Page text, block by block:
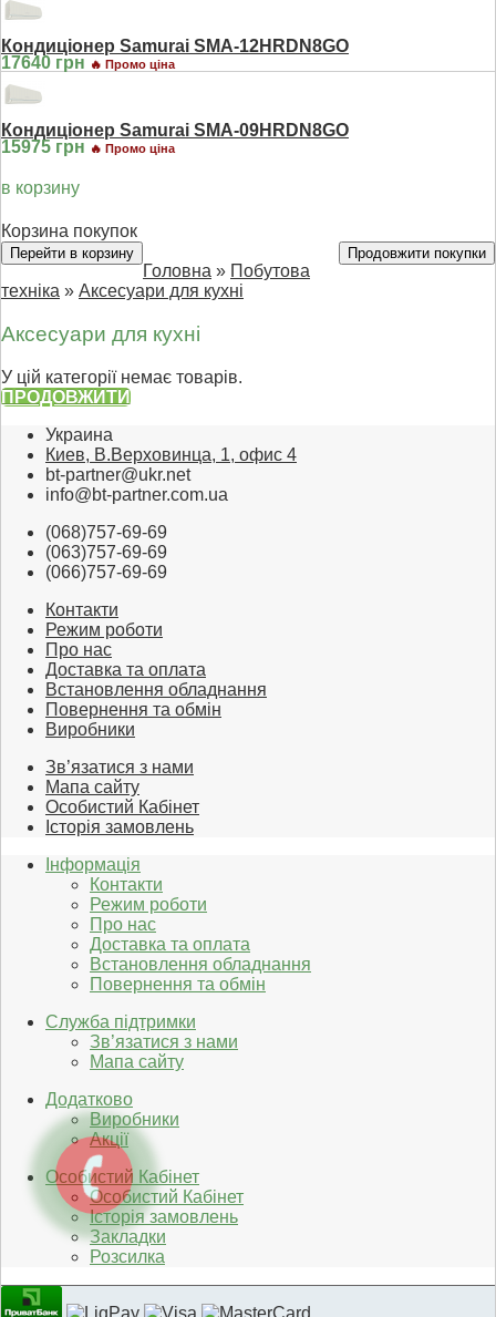
Кондиціонер Samurai SMA-12HRDN8GO
17640 грн 🔥 Промо ціна
Кондиціонер Samurai SMA-09HRDN8GO
15975 грн 🔥 Промо ціна
в корзину
Корзина покупок
Перейти в корзину Продовжити покупки
Головна » Побутова
техніка » Аксесуари для кухні
Аксесуари для кухні
У цій категорії немає товарів.
ПРОДОВЖИТИ
Украина
Киев, В.Верховинца, 1, офис 4
bt-partner@ukr.net
info@bt-partner.com.ua
(068)757-69-69
(063)757-69-69
(066)757-69-69
Контакти
Режим роботи
Про нас
Доставка та оплата
Встановлення обладнання
Повернення та обмін
Виробники
Зв’язатися з нами
Мапа сайту
Особистий Кабінет
Історія замовлень
Інформація
Контакти
Режим роботи
Про нас
Доставка та оплата
Встановлення обладнання
Повернення та обмін
Служба підтримки
Зв’язатися з нами
Мапа сайту
Додатково
Виробники
Акції
Особистий Кабінет
Особистий Кабінет
Історія замовлень
Закладки
Розсилка